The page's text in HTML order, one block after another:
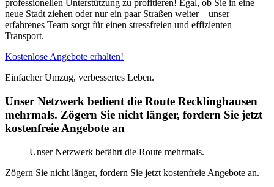
professionellen Unterstützung zu profitieren! Egal, ob Sie in eine
neue Stadt ziehen oder nur ein paar Straßen weiter – unser
erfahrenes Team sorgt für einen stressfreien und effizienten
Transport.
Kostenlose Angebote erhalten!
Einfacher Umzug, verbessertes Leben.
Unser Netzwerk bedient die Route Recklinghausen
mehrmals. Zögern Sie nicht länger, fordern Sie jetzt
kostenfreie Angebote an
Unser Netzwerk befährt die Route mehrmals.
Zögern Sie nicht länger, fordern Sie jetzt kostenfreie Angebote an.